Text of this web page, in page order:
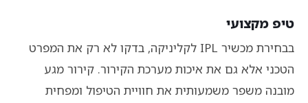
טיפ מקצועי
בבחירת מכשיר IPL לקליניקה, בדקו לא רק את המפרט
הטכני אלא גם את איכות מערכת הקירור. קירור מגע
מובנה משפר משמעותית את חוויית הטיפול ומפחית